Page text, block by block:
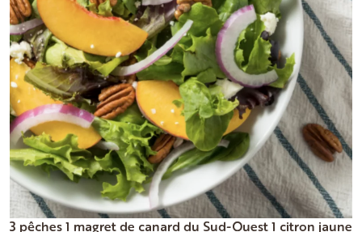
3 pêches 1 magret de canard du Sud-Ouest 1 citron jaune